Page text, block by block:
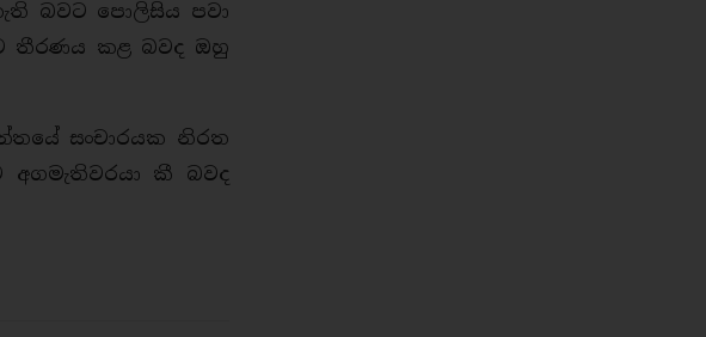
බවට පොලිසිය පවා
තීරණය කළ බවද ඔහු
සංචාරයක නිරත
කී බවද